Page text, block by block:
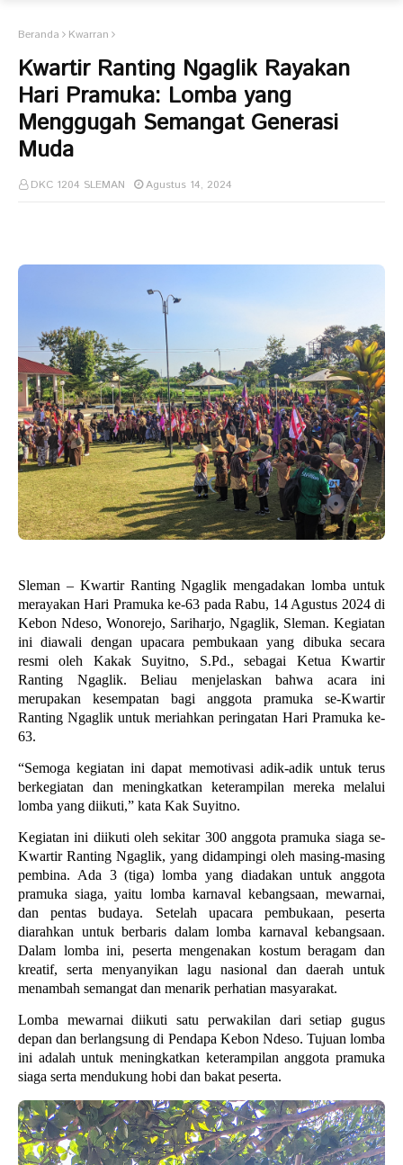
Beranda Kwarran
Kwartir Ranting Ngaglik Rayakan
Hari Pramuka: Lomba yang
Menggugah Semangat Generasi
Muda
DKC 1204 SLEMAN Agustus 14, 2024
Sleman – Kwartir Ranting Ngaglik mengadakan lomba untuk
merayakan Hari Pramuka ke-63 pada Rabu, 14 Agustus 2024 di
Kebon Ndeso, Wonorejo, Sariharjo, Ngaglik, Sleman. Kegiatan
ini diawali dengan upacara pembukaan yang dibuka secara
resmi oleh Kakak Suyitno, S.Pd., sebagai Ketua Kwartir
Ranting Ngaglik. Beliau menjelaskan bahwa acara ini
merupakan kesempatan bagi anggota pramuka se-Kwartir
Ranting Ngaglik untuk meriahkan peringatan Hari Pramuka ke-
63.
“Semoga kegiatan ini dapat memotivasi adik-adik untuk terus
berkegiatan dan meningkatkan keterampilan mereka melalui
lomba yang diikuti,” kata Kak Suyitno.
Kegiatan ini diikuti oleh sekitar 300 anggota pramuka siaga se-
Kwartir Ranting Ngaglik, yang didampingi oleh masing-masing
pembina. Ada 3 (tiga) lomba yang diadakan untuk anggota
pramuka siaga, yaitu lomba karnaval kebangsaan, mewarnai,
dan pentas budaya. Setelah upacara pembukaan, peserta
diarahkan untuk berbaris dalam lomba karnaval kebangsaan.
Dalam lomba ini, peserta mengenakan kostum beragam dan
kreatif, serta menyanyikan lagu nasional dan daerah untuk
menambah semangat dan menarik perhatian masyarakat.
Lomba mewarnai diikuti satu perwakilan dari setiap gugus
depan dan berlangsung di Pendapa Kebon Ndeso. Tujuan lomba
ini adalah untuk meningkatkan keterampilan anggota pramuka
siaga serta mendukung hobi dan bakat peserta.